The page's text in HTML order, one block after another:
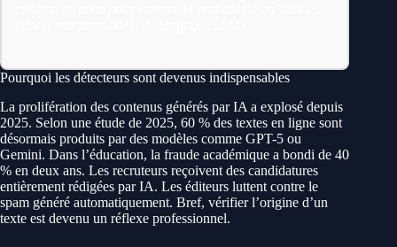
Pourquoi les détecteurs sont devenus indispensables
La prolifération des contenus générés par IA a explosé depuis
2025. Selon une étude de 2025, 60 % des textes en ligne sont
désormais produits par des modèles comme GPT-5 ou
Gemini. Dans l’éducation, la fraude académique a bondi de 40
% en deux ans. Les recruteurs reçoivent des candidatures
entièrement rédigées par IA. Les éditeurs luttent contre le
spam généré automatiquement. Bref, vérifier l’origine d’un
texte est devenu un réflexe professionnel.